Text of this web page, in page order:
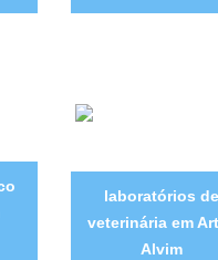
laboratórios de
veterinária em
Alvim